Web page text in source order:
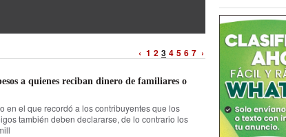
‹ 1 2 3 4 5 6 7 ›
a quienes reciban dinero de familiares o
en el que recordó a los contribuyentes que los
también deben declararse, de lo contrario los